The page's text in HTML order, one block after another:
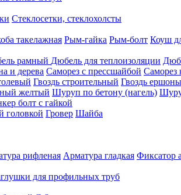
Стеклосетки, стеклохолсты
такелажная Рым-гайка Рым-болт Коуш
рамный Дюбель для теплоизоляции
и дерева Саморез с прессшайбой Саморез
Гвоздь строительный Гвоздь
желтый Шуруп по бетону (нагель)
болт с гайкой
головкой Гровер Шайба
рифленая Арматура гладкая Фиксатор
для профильных труб